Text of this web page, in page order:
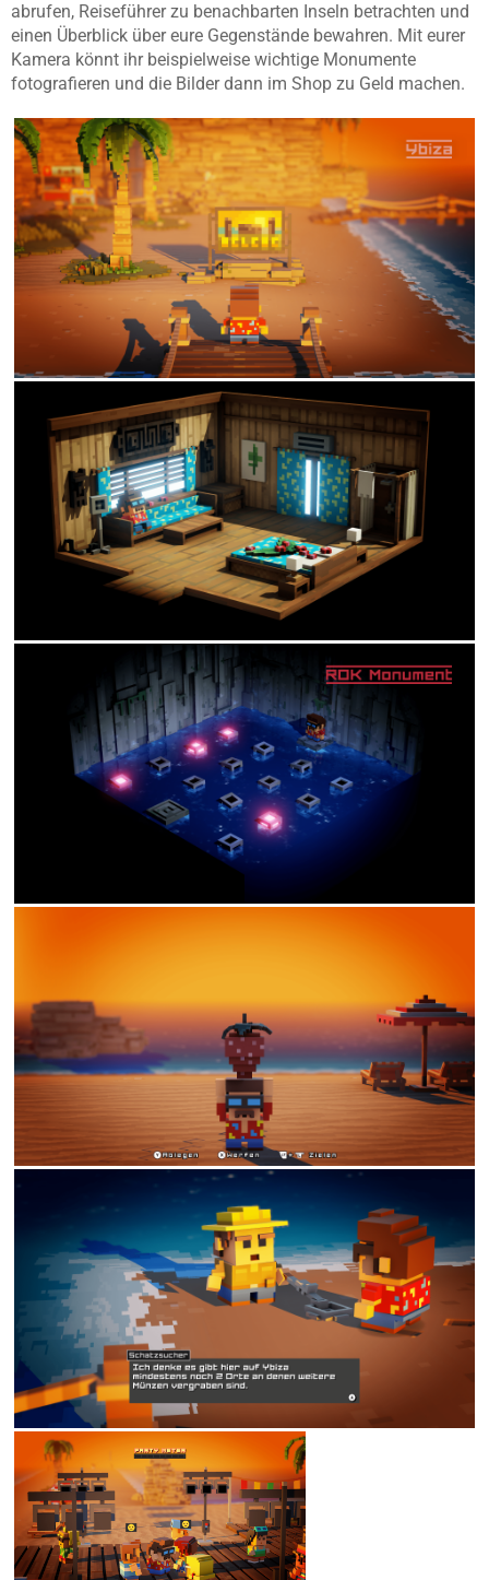
abrufen, Reiseführer zu benachbarten Inseln betrachten und
einen Überblick über eure Gegenstände bewahren. Mit eurer
Kamera könnt ihr beispielweise wichtige Monumente
fotografieren und die Bilder dann im Shop zu Geld machen.